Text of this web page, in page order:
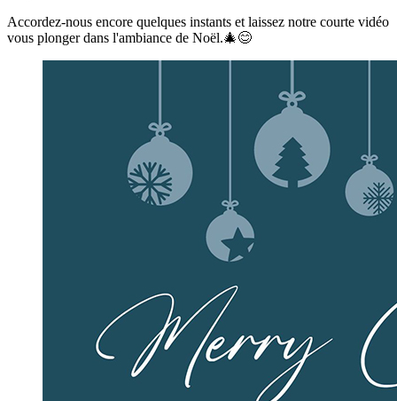
Accordez-nous encore quelques instants et laissez notre courte vidéo
vous plonger dans l'ambiance de Noël.🎄😊